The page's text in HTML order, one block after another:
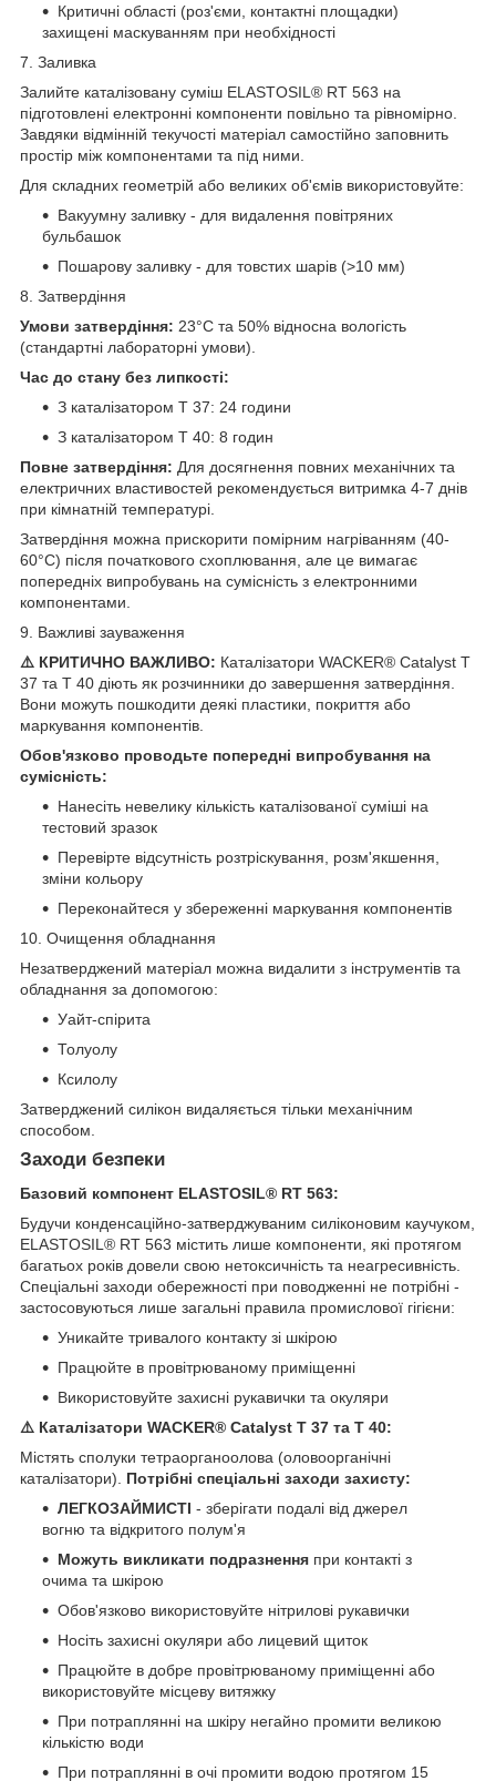
Критичні області (роз'єми, контактні площадки)
захищені маскуванням при необхідності
7. Заливка
Залийте каталізовану суміш ELASTOSIL® RT 563 на
підготовлені електронні компоненти повільно та рівномірно.
Завдяки відмінній текучості матеріал самостійно заповнить
простір між компонентами та під ними.
Для складних геометрій або великих об'ємів використовуйте:
Вакуумну заливку - для видалення повітряних
бульбашок
Пошарову заливку - для товстих шарів (>10 мм)
8. Затвердіння
Умови затвердіння: 23°C та 50% відносна вологість
(стандартні лабораторні умови).
Час до стану без липкості:
З каталізатором T 37: 24 години
З каталізатором T 40: 8 годин
Повне затвердіння: Для досягнення повних механічних та
електричних властивостей рекомендується витримка 4-7 днів
при кімнатній температурі.
Затвердіння можна прискорити помірним нагріванням (40-
60°C) після початкового схоплювання, але це вимагає
попередніх випробувань на сумісність з електронними
компонентами.
9. Важливі зауваження
⚠️ КРИТИЧНО ВАЖЛИВО: Каталізатори WACKER® Catalyst T
37 та T 40 діють як розчинники до завершення затвердіння.
Вони можуть пошкодити деякі пластики, покриття або
маркування компонентів.
Обов'язково проводьте попередні випробування на
сумісність:
Нанесіть невелику кількість каталізованої суміші на
тестовий зразок
Перевірте відсутність розтріскування, розм'якшення,
зміни кольору
Переконайтеся у збереженні маркування компонентів
10. Очищення обладнання
Незатверджений матеріал можна видалити з інструментів та
обладнання за допомогою:
Уайт-спірита
Толуолу
Ксилолу
Затверджений силікон видаляється тільки механічним
способом.
Заходи безпеки
Базовий компонент ELASTOSIL® RT 563:
Будучи конденсаційно-затверджуваним силіконовим каучуком,
ELASTOSIL® RT 563 містить лише компоненти, які протягом
багатьох років довели свою нетоксичність та неагресивність.
Спеціальні заходи обережності при поводженні не потрібні -
застосовуються лише загальні правила промислової гігієни:
Уникайте тривалого контакту зі шкірою
Працюйте в провітрюваному приміщенні
Використовуйте захисні рукавички та окуляри
⚠️ Каталізатори WACKER® Catalyst T 37 та T 40:
Містять сполуки тетраорганоолова (оловоорганічні
каталізатори). Потрібні спеціальні заходи захисту:
ЛЕГКОЗАЙМИСТІ - зберігати подалі від джерел
вогню та відкритого полум'я
Можуть викликати подразнення при контакті з
очима та шкірою
Обов'язково використовуйте нітрилові рукавички
Носіть захисні окуляри або лицевий щиток
Працюйте в добре провітрюваному приміщенні або
використовуйте місцеву витяжку
При потраплянні на шкіру негайно промити великою
кількістю води
При потраплянні в очі промити водою протягом 15